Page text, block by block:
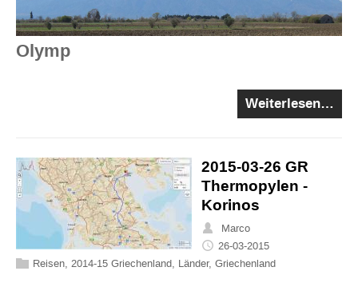
Olymp
Weiterlesen…
2015-03-26 GR
Thermopylen -
Korinos
Marco
26-03-2015
Reisen 2014-15 Griechenland Länder, Griechenland